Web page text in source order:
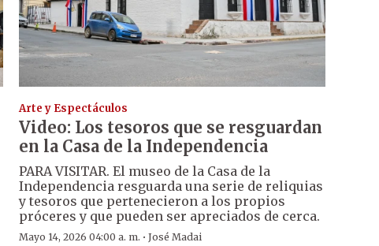
Arte y Espectáculos
Video: Los tesoros que se resguardan
en la Casa de la Independencia
PARA VISITAR. El museo de la Casa de la
Independencia resguarda una serie de reliquias
y tesoros que pertenecieron a los propios
próceres y que pueden ser apreciados de cerca.
Mayo 14, 2026 04:00 a. m. · José Madai